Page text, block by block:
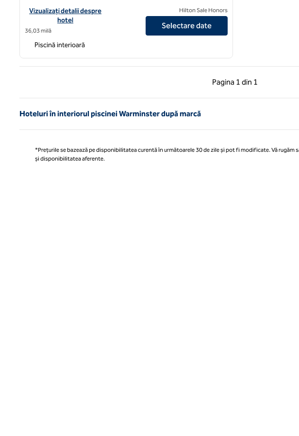
Vizualizați detaliile hotelului Hilton Bournemouth
Vizualizați detalii despre
hotel
36,03 milă
Hilton Sale Honors
Selectare date
Piscină interioară
Pagina 1 din 1
Pagina anterioară, 1 din 1
Pagina 1 din 1
Hoteluri în interiorul piscinei Warminster după marcă
*Prețurile se bazează pe disponibilitatea curentă în următoarele 30 de zile și pot fi modificate. Vă rugăm
și disponibilitatea aferente.